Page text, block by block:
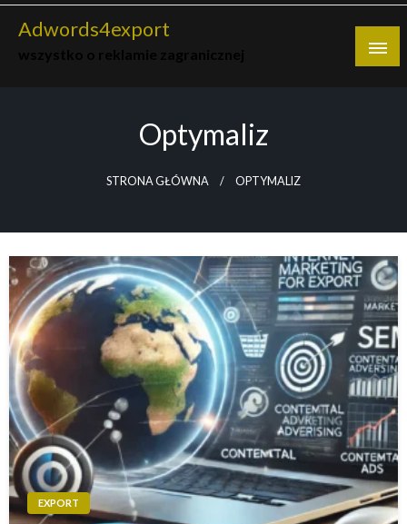
Skip
Adwords4export
Optymaliz
STRONA GŁÓWNA OPTYMALIZ
EXPORT